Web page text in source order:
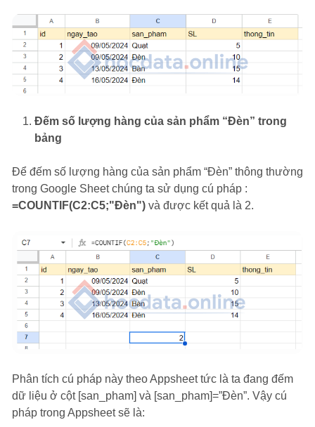
Đếm số lượng hàng của sản phẩm “Đèn” trong
bảng
Để đếm số lượng hàng của sản phẩm “Đèn” thông thường
trong Google Sheet chúng ta sử dụng cú pháp :
=COUNTIF(C2:C5;"Đèn") và được kết quả là 2.
Phân tích cú pháp này theo Appsheet tức là ta đang đếm
dữ liệu ở cột [san_pham] và [san_pham]=”Đèn”. Vậy cú
pháp trong Appsheet sẽ là: